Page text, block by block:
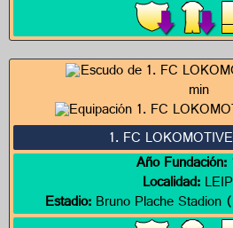
1. FC
Año Fundación:
Localidad:
Estadio:Bruno Plache